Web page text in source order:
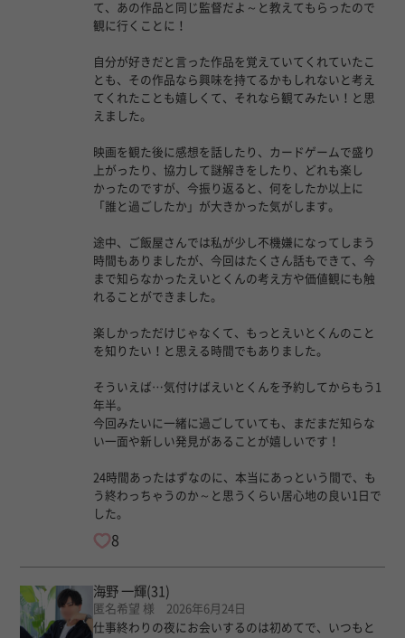
て、あの作品と同じ監督だよ～と教えてもらったので
観に行くことに！
自分が好きだと言った作品を覚えていてくれていたこ
とも、その作品なら興味を持てるかもしれないと考え
てくれたことも嬉しくて、それなら観てみたい！と思
えました。
映画を観た後に感想を話したり、カードゲームで盛り
上がったり、協力して謎解きをしたり、どれも楽し
かったのですが、今振り返ると、何をしたか以上に
「誰と過ごしたか」が大きかった気がします。
途中、ご飯屋さんでは私が少し不機嫌になってしまう
時間もありましたが、今回はたくさん話もできて、今
まで知らなかったえいとくんの考え方や価値観にも触
れることができました。
楽しかっただけじゃなくて、もっとえいとくんのこと
を知りたい！と思える時間でもありました。
そういえば…気付けばえいとくんを予約してからもう1
年半。
今回みたいに一緒に過ごしていても、まだまだ知らな
い一面や新しい発見があることが嬉しいです！
24時間あったはずなのに、本当にあっという間で、も
う終わっちゃうのか～と思うくらい居心地の良い1日で
した。
8
海野 一輝(31)
匿名希望 様 2026年6月24日
仕事終わりの夜にお会いするのは初めてで、いつもと